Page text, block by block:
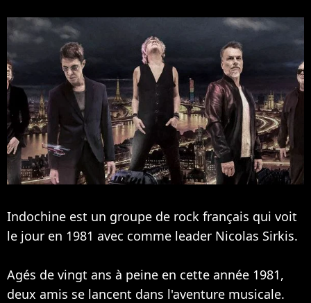
Indochine est un groupe de rock français qui voit
le jour en 1981 avec comme leader Nicolas Sirkis.
Agés de vingt ans à peine en cette année 1981,
deux amis se lancent dans l'aventure musicale.